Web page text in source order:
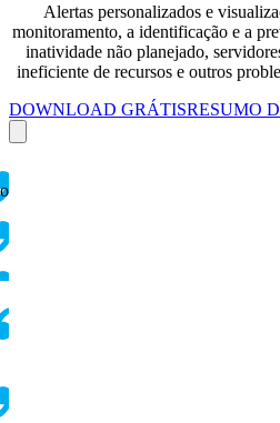
Alertas personalizados e
monitoramento, a identificação e a
inatividade não planejado,
ineficiente de recursos e outros
DOWNLOAD GRÁTISRESUMO